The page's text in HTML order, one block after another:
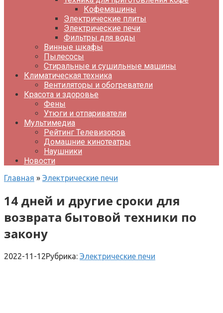
Кофемашины
Электрические плиты
Электрические печи
Фильтры для воды
Винные шкафы
Пылесосы
Стиральные и сушильные машины
Климатическая техника
Вентиляторы и обогреватели
Красота и здоровье
Фены
Утюги и отпариватели
Мультимедиа
Рейтинг Телевизоров
Домашние кинотеатры
Наушники
Новости
Главная » Электрические печи
14 дней и другие сроки для
возврата бытовой техники по
закону
2022-11-12Рубрика: Электрические печи